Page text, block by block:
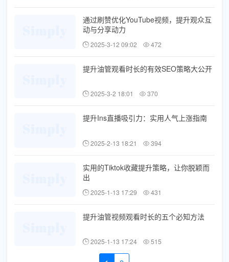
通过刷赞优化YouTube视频，提升观众互
动与分享动力
2025-3-12 09:02 472
提升油管观看时长的有效SEO策略大公开
2025-3-2 18:01 370
提升Ins直播吸引力：实用人气上涨指南
2025-2-13 18:21 394
实用的Tiktok收藏提升策略，让你脱颖而
出
2025-1-13 17:29 431
提升油管视频观看时长的五个必知方法
2025-1-13 17:24 515